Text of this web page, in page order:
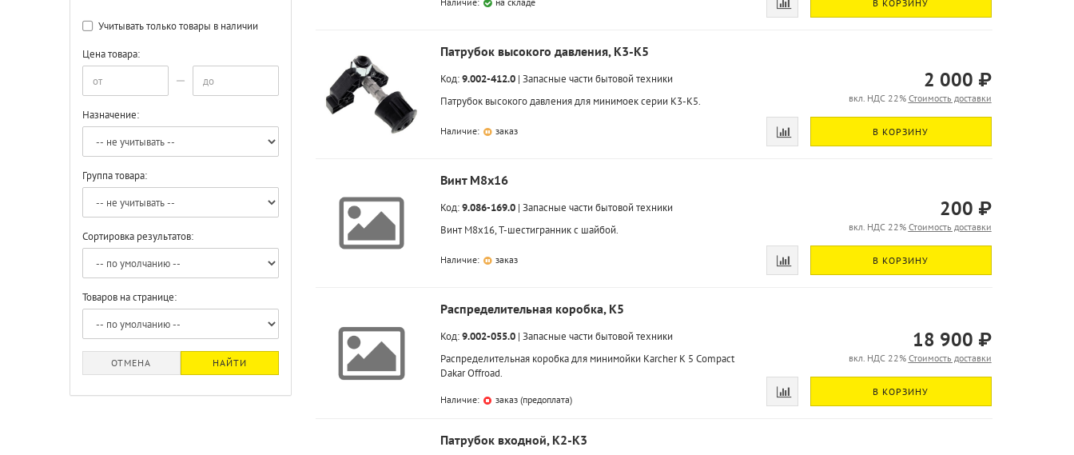
В КОРЗИНУ
Патрубок высокого давления, K3-K5
Код:9.002-412.0| Запасные части бытовой техники
Патрубок высокого давления для минимоек серии K3-K5.
Наличие: заказ
2 000 ₽
вкл. НДС 22% Стоимость доставки
В КОРЗИНУ
Винт M8x16
Код:9.086-169.0| Запасные части бытовой техники
Винт M8x16, T-шестигранник с шайбой.
Наличие: заказ
200 ₽
вкл. НДС 22% Стоимость доставки
В КОРЗИНУ
Распределительная коробка, K5
Код:9.002-055.0| Запасные части бытовой техники
Распределительная коробка для минимойки Karcher K 5 Compact
Dakar Offroad.
Наличие: заказ (предоплата)
18 900 ₽
вкл. НДС 22% Стоимость доставки
В КОРЗИНУ
Патрубок входной, K2-K3
Учитывать только товары в наличии
Цена товара:
Назначение:
Группа товара:
Сортировка результатов:
Товаров на странице:
ОТМЕНА НАЙТИ